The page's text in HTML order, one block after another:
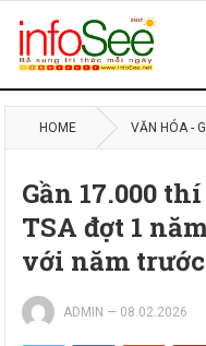
HOME VĂN HÓA -
Gần 17.000
TSA đợt 1
với năm trước
ADMIN — 08.02.2026